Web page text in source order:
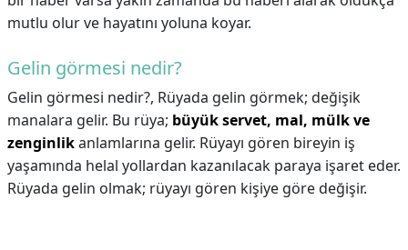
mutlu olur ve hayatını yoluna koyar.
Gelin görmesi nedir?
Gelin görmesi nedir?, Rüyada gelin görmek; değişik
manalara gelir. Bu rüya; büyük servet, mal, mülk ve
zenginlikanlamlarına gelir. Rüyayı gören bireyin iş
yaşamında helal yollardan kazanılacak paraya işaret eder.
Rüyada gelin olmak; rüyayı gören kişiye göre değişir.